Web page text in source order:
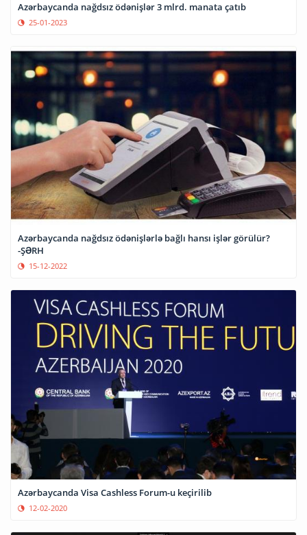
Azərbaycanda nağdsız ödənişlər 3 mlrd. manata çatıb
25-01-2023
Azərbaycanda nağdsız ödənişlərlə bağlı hansı işlər görülür?
-ŞƏRH
15-12-2022
Azərbaycanda Visa Cashless Forum-u keçirilib
12-02-2020